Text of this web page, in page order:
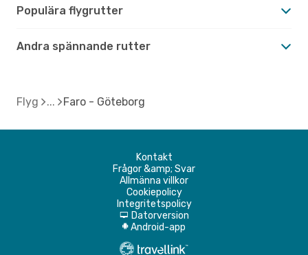
Populära flygrutter
Andra spännande rutter
Flyg Faro - Göteborg
Kontakt
Frågor &amp; Svar
Allmänna villkor
Cookiepolicy
Integritetspolicy
d Datorversion
A Android-app